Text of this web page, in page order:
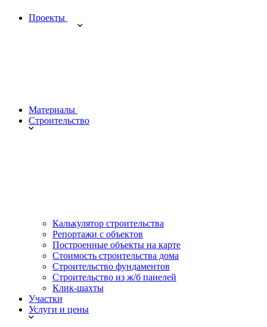
Проекты
Материалы
Строительство
Калькулятор строительства
Репортажи с объектов
Построенные объекты на карте
Стоимость строительства дома
Строительство фундаментов
Строительство из ж/б панелей
Клик-шахты
Участки
Услуги и цены